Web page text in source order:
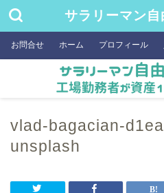
サラリーマン
お問合せ ホーム プロフィール
vlad-bagacian-
unsplash